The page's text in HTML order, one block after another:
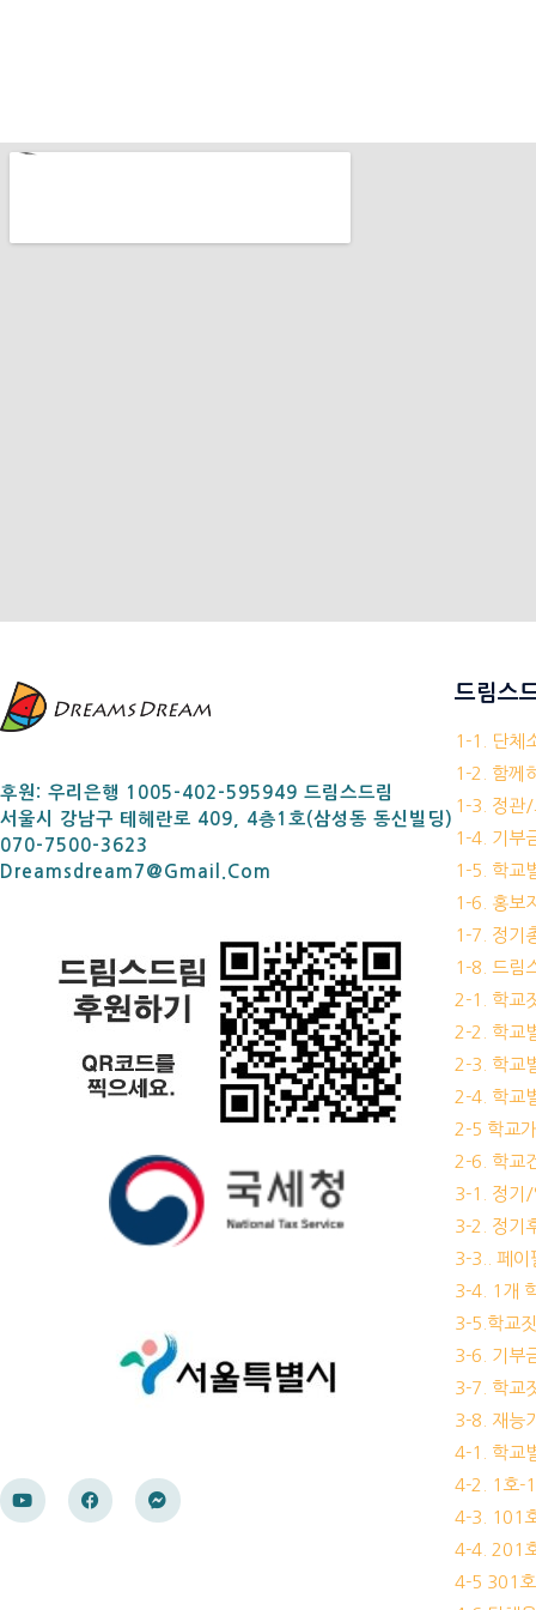
후원: 우리은행 1005-402-595949 드림스드림
서울시 강남구 테헤란로 409, 4층1호(삼성동 동신빌딩)
070-7500-3623
Dreamsdream7@gmail.com
드림스
1-1. 단체
1-2. 함께
1-3. 정관/
1-4. 기부
1-5. 학교
1-6. 홍보
1-7. 정기
1-8. 드림
2-1. 학교
2-2. 학교
2-3. 학교
2-4. 학교
2-5 학교
2-6. 학교
3-1. 정기/
3-2. 정기
3-3.. 페이
3-4. 1개
3-5.학교
3-6. 기부
3-7. 학교
3-8. 재능
4-1. 학교
4-2. 1호-
4-3. 101
4-4. 201
4-5 301